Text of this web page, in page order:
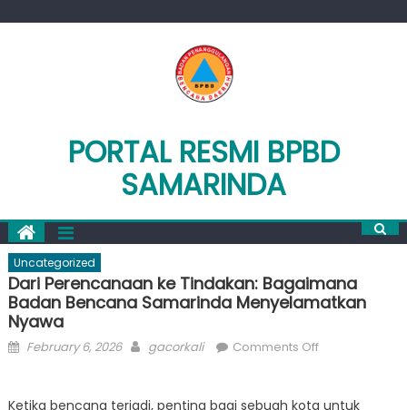
PORTAL RESMI BPBD
SAMARINDA
Uncategorized
Dari Perencanaan ke Tindakan: Bagaimana
Badan Bencana Samarinda Menyelamatkan
Nyawa
Posted
February 6, 2026 Author
gacorkali Comments Offon
Ketika bencana terjadi, penting bagi sebuah kota untuk